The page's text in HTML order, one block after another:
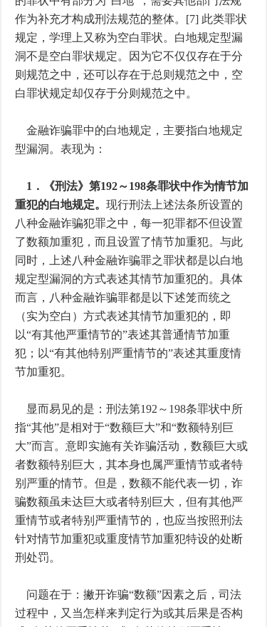
作为补充才构成刑法规范的整体。[7] 此类罪状
规定，学理上又称为空白罪状。白地规定型漏
洞不是空白罪状规定。因为它不仅仅存在于分
则规范之中，还可以存在于总则规范之中，空
白罪状规定却仅存于分则规范之中。
金融诈骗罪中的白地规定，主要指白地规定
型漏洞。表现为：
1．《刑法》第192～198条罪状中作为情节加
重犯的白地规定。 现行刑法上述法条所设置的
八种金融诈骗犯罪之中，每一犯罪都不但设置
了数额加重犯，而且设置了情节加重犯。与此
同时，上述八种金融诈骗罪之罪状都是以白地
规定型漏洞的方式表述其情节加重犯的。具体
而言，八种金融诈骗罪都是以下述笼而统之
（实为空白）方式表述其情节加重犯的，即
以“有其他严重情节的”表述其普通情节加重
犯；以“有其他特别严重情节的”表述其重度情
节加重犯。
显而易见的是：刑法第192～198条罪状中所
指“其他”是相对于“数额巨大”和“数额特别巨
大”而言。意即实施有关诈骗活动，数额巨大或
者数额特别巨大，其本身也属严重情节或者特
别严重的情节。但是，数额不能代表一切，诈
骗数额虽未达巨大或者特别巨大，但有其他严
重情节或者特别严重情节的，也应当按照刑法
针对情节加重犯或重度情节加重犯特设的处断
刑处罚。
问题在于：撇开诈骗“数额”因素之后，司法
过程中，又当怎样来判定行为或其后果是否构